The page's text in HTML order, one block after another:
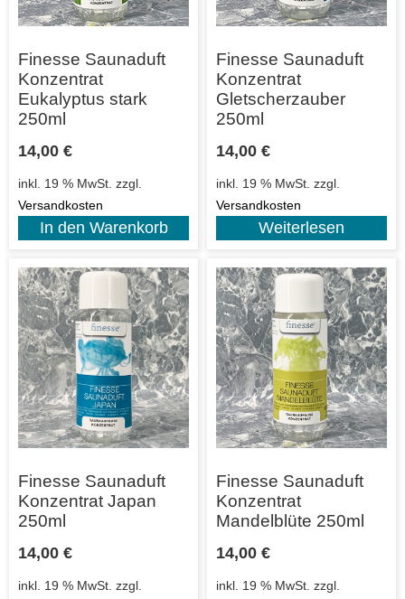
Finesse Saunaduft
Konzentrat
Eukalyptus stark
250ml
14,00 €
inkl. 19 % MwSt. zzgl.
Versandkosten
In den Warenkorb
Finesse Saunaduft
Konzentrat
Gletscherzauber
250ml
14,00 €
inkl. 19 % MwSt. zzgl.
Versandkosten
Weiterlesen
Finesse Saunaduft
Konzentrat Japan
250ml
14,00 €
inkl. 19 % MwSt. zzgl.
Finesse Saunaduft
Konzentrat
Mandelblüte 250ml
14,00 €
inkl. 19 % MwSt. zzgl.